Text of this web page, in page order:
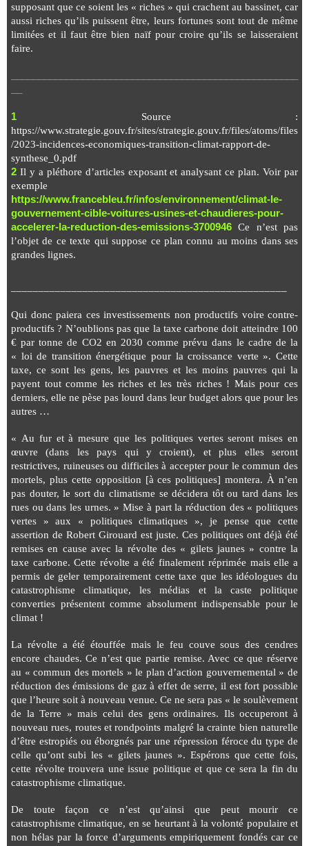
supposant que ce soient les « riches » qui crachent au bassinet, car
aussi riches qu’ils puissent être, leurs fortunes sont tout de même
limitées et il faut être bien naïf pour croire qu’ils se laisseraient
faire.
1 Source :
https://www.strategie.gouv.fr/sites/strategie.gouv.fr/files/atoms/files
/2023-incidences-economiques-transition-climat-rapport-de-
synthese_0.pdf
2 Il y a pléthore d’articles exposant et analysant ce plan.Voir par
exemple
https://www.francebleu.fr/infos/environnement/climat-le-
gouvernement-cible-voitures-usines-et-chaudieres-pour-
accelerer-la-reduction-des-emissions-3700946 Ce n’est pas
l’objet de ce texte qui suppose ce plan connu au moins dans ses
grandes lignes.
Qui donc paiera ces investissements non productifs voire contre-
productifs ? N’oublions pas que la taxe carbone doit atteindre 100
€ par tonne de CO2 en 2030 comme prévu dans le cadre de la
« loi de transition énergétique pour la croissance verte ». Cette
taxe, ce sont les gens, les pauvres et les moins pauvres qui la
payent tout comme les riches et les très riches ! Mais pour ces
derniers, elle ne pèse pas lourd dans leur budget alors que pour les
autres …
« Au fur et à mesure que les politiques vertes seront mises en
œuvre (dans les pays qui y croient), et plus elles seront
restrictives, ruineuses ou difficiles à accepter pour le commun des
mortels, plus cette opposition [à ces politiques] montera. À n’en
pas douter, le sort du climatisme se décidera tôt ou tard dans les
rues ou dans les urnes. » Mise à part la réduction des « politiques
vertes » aux « politiques climatiques », je pense que cette
assertion de Robert Girouard est juste. Ces politiques ont déjà été
remises en cause avec la révolte des « gilets jaunes » contre la
taxe carbone. Cette révolte a été finalement réprimée mais elle a
permis de geler temporairement cette taxe que les idéologues du
catastrophisme climatique, les médias et la caste politique
converties présentent comme absolument indispensable pour le
climat !
La révolte a été étouffée mais le feu couve sous des cendres
encore chaudes. Ce n’est que partie remise. Avec ce que réserve
au « commun des mortels » le plan d’action gouvernemental » de
réduction des émissions de gaz à effet de serre, il est fort possible
que l’heure soit à nouveau venue. Ce ne sera pas « le soulèvement
de la Terre » mais celui des gens ordinaires. Ils occuperont à
nouveau rues, routes et rondpoints malgré la crainte bien naturelle
d’être estropiés ou éborgnés par une répression féroce du type de
celle qu’ont subi les « gilets jaunes ». Espérons que cette fois,
cette révolte trouvera une issue politique et que ce sera la fin du
catastrophisme climatique.
De toute façon ce n’est qu’ainsi que peut mourir ce
catastrophisme climatique, en se heurtant à la volonté populaire et
non hélas par la force d’arguments empiriquement fondés car ce